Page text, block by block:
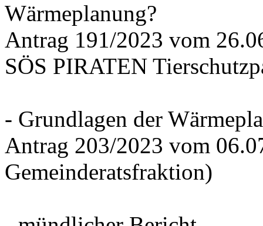
Wärmeplanung?
Antrag 191/2023 vom
SÖS PIRATEN
- Grundlagen der
Antrag 203/2023 vom
Gemeinderatsfraktion)